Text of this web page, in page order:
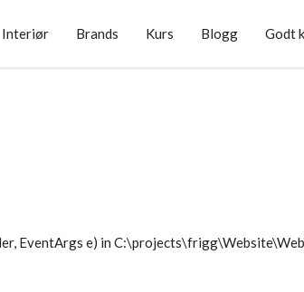
Interiør Brands Kurs Blogg Godt
EventArgs e) in